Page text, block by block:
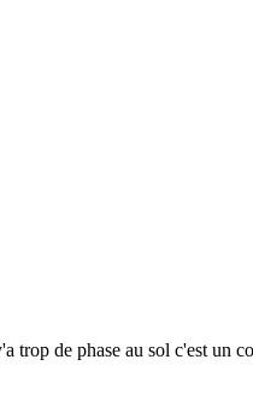
de phase au sol c'est un